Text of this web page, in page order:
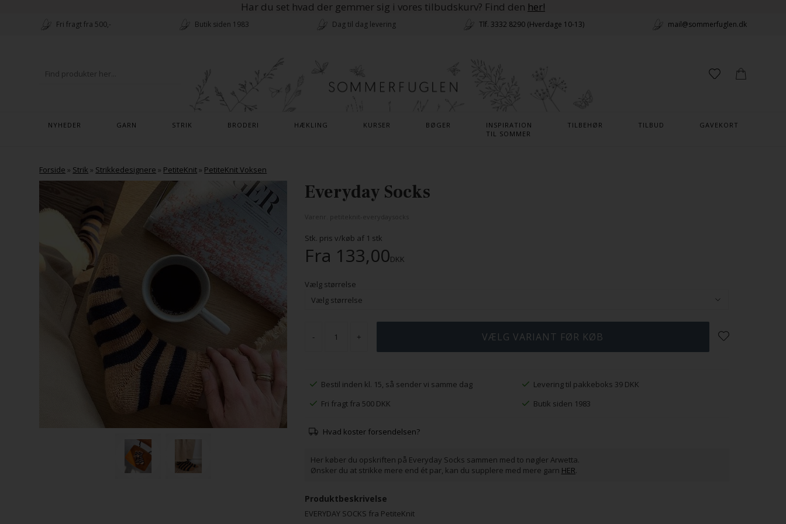
Har du set hvad der gemmer sig i vores tilbudskurv? Find den her!
Fri fragt fra 500,- Butik siden 1983 Dag til dag levering Tlf. 3332 8290 (Hverdage 10-13) mail@sommerfuglen.dk
NYHEDER GARN STRIK BRODERI HÆKLING KURSER BØGER
INSPIRATION
TIL SOMMER
TILBEHØR TILBUD GAVEKORT
Forside » Strik » Strikkedesignere » PetiteKnit» PetiteKnit Voksen
Everyday Socks
Stk. pris v/køb af 1 stk
Fra 133,00DKK
Vælg størrelse
- +
Bestil inden kl. 15, så sender vi samme dag
Levering til pakkeboks 39 DKK
Fri fragt fra 500 DKK
Butik siden 1983
Hvad koster forsendelsen?
Her køber du opskriften på Everyday Socks sammen med to nøgler Arwetta.
Ønsker du at strikke mere end ét par, kan du supplere med mere garn HER.
Produktbeskrivelse
EVERYDAY SOCKS fra PetiteKnit